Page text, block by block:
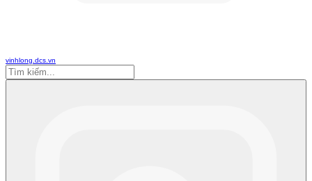
vinhlong.dcs.vn